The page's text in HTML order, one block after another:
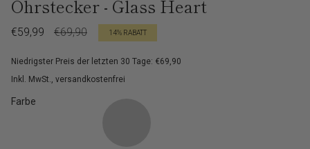
Ohrstecker - Glass Heart
Verkaufspreis
€59,99
Regulärer
€69,90 14% RABATT
Niedrigster Preis der letzten 30 Tage: €69,90
Inkl. MwSt., versandkostenfrei
Farbe